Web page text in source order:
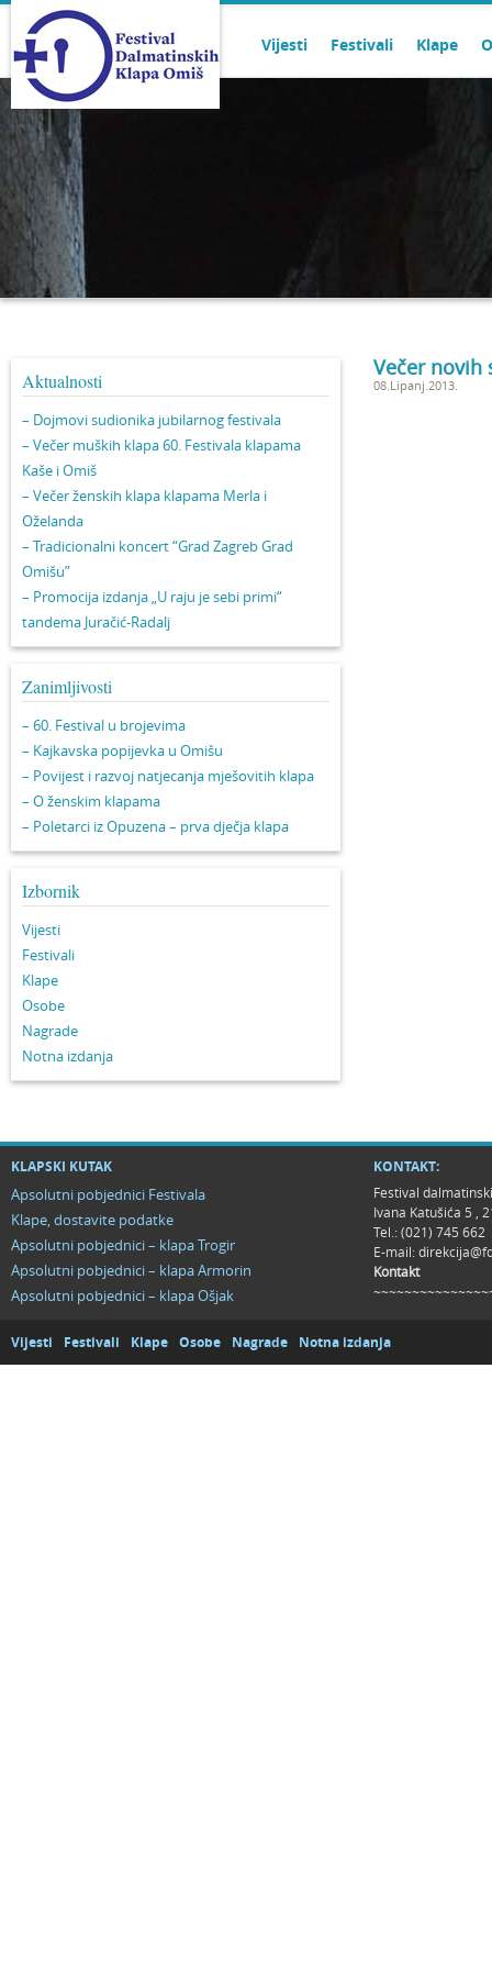
Vijesti Festivali Klape
Aktualnosti
– Dojmovi sudionika jubilarnog festivala
– Večer muških klapa 60. Festivala klapama
Kaše i Omiš
– Večer ženskih klapa klapama Merla i
Oželanda
– Tradicionalni koncert “Grad Zagreb Grad
Omišu”
– Promocija izdanja „U raju je sebi primi“
tandema Juračić-Radalj
Zanimljivosti
– 60. Festival u brojevima
– Kajkavska popijevka u Omišu
– Povijest i razvoj natjecanja mješovitih klapa
– O ženskim klapama
– Poletarci iz Opuzena – prva dječja klapa
Izbornik
Vijesti
Festivali
Klape
Osobe
Nagrade
Notna izdanja
Večer novih
08.Lipanj.2013.
KLAPSKI KUTAK
Apsolutni pobjednici Festivala
Klape, dostavite podatke
Apsolutni pobjednici – klapa Trogir
Apsolutni pobjednici – klapa Armorin
Apsolutni pobjednici – klapa Ošjak
KONTAKT:
Festival
Ivana Katušića 5 ,
Tel.: (021) 745 662
E-mail:
Kontakt
Vijesti Festivali Klape Osobe Nagrade Notna izdanja